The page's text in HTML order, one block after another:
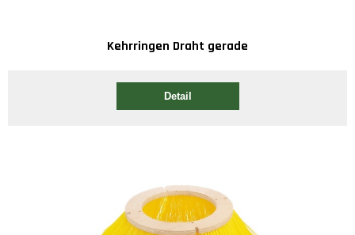
Kehrringen Draht gerade
Detail